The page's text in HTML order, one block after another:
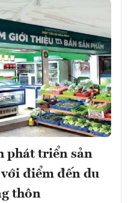
phát triển sản
điểm đến du
thôn